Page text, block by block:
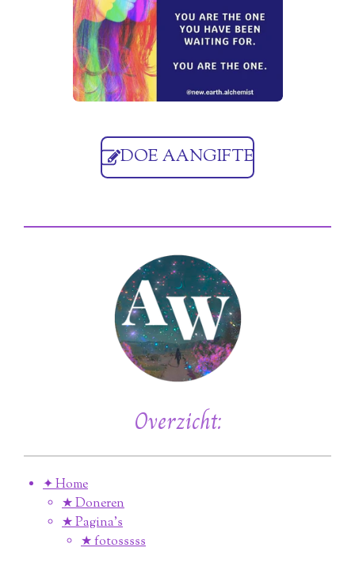
DOE AANGIFTE
Overzicht:
✦ Home
★ Doneren
★ Pagina’s
★ fotosssss